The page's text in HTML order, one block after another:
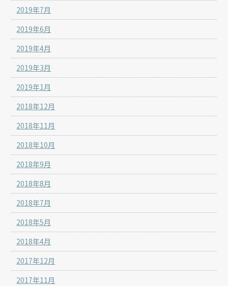
2019年7月
2019年6月
2019年4月
2019年3月
2019年1月
2018年12月
2018年11月
2018年10月
2018年9月
2018年8月
2018年7月
2018年5月
2018年4月
2017年12月
2017年11月